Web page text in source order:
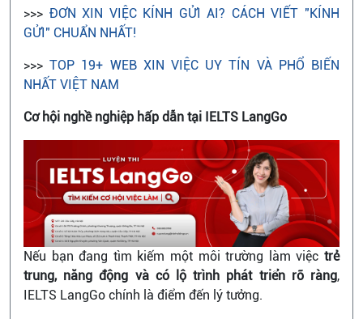
>>> ĐƠN XIN VIỆC KÍNH GỬI AI? CÁCH VIẾT "KÍNH
GỬI" CHUẨN NHẤT!
>>>TOP 19+ WEB XIN VIỆC UY TÍN VÀ PHỔ BIẾN
NHẤT VIỆT NAM
Cơ hội nghề nghiệp hấp dẫn tại IELTS LangGo
Nếu bạn đang tìm kiếm một môi trường làm việc trẻ
trung, năng động và có lộ trình phát triển rõ ràng,
IELTS LangGo chính là điểm đến lý tưởng.